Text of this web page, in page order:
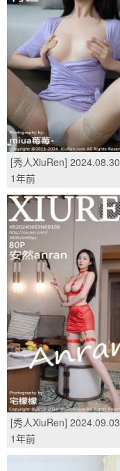
[秀人XiuRen] 2024.08.30
No.9094 利世/(100P)
1年前
[秀人XiuRen] 2024.09.03
No.9108 安然anran/(80P)
1年前